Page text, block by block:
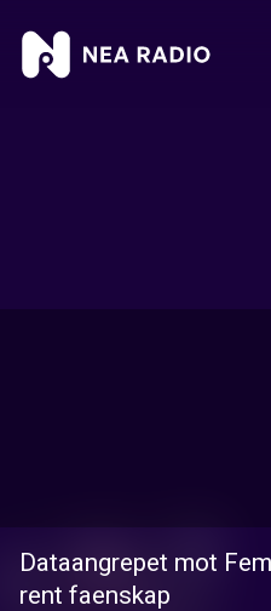
Dataangrepet mot
rent faenskap